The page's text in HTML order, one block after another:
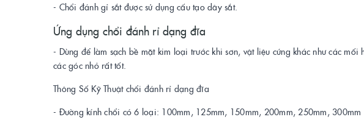
- Chổi đánh gỉ sắt được sử dụng cấu tạo dây sắt.
Ứng dụng chổi đánh rỉ dạng đĩa
- Dùng để làm sạch bề mặt kim loại trước khi sơn, vật liệu cứng khác như các
các góc nhỏ rất tốt.
Thông Số Kỹ Thuật chổi đánh rỉ dạng đĩa
- Đường kính chổi có 6 loại: 100mm, 125mm, 150mm, 200mm, 250mm, 300mm